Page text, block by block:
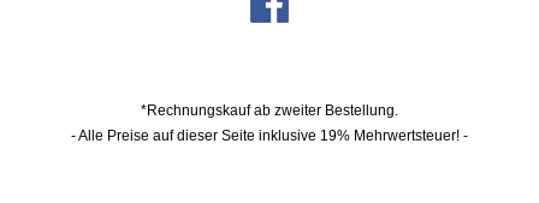
*Rechnungskauf ab zweiter Bestellung.
- Alle Preise auf dieser Seite inklusive 19% Mehrwertsteuer! -